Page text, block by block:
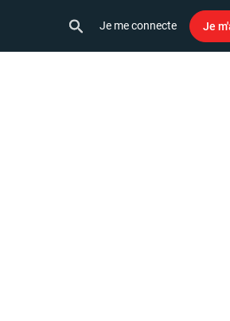
Je me connecte Je